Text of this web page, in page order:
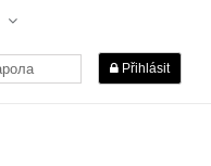
Přihlásit